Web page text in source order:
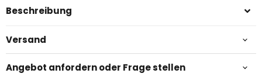
Beschreibung
Versand
Angebot anfordern oder Frage stellen